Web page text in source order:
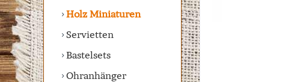
Holz Miniaturen
Servietten
Bastelsets
Ohranhänger